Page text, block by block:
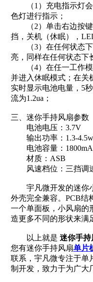
（1）充电指示灯会
色灯进行指示；
（2）单击右边按键
挡，关机（休眠），
（3）在任何状态下
亮，同样在任何状态下
（4）在任一工作模
并进入休眠模式；在关
实时显示电池电量，5
流为1.2ua；
三、迷你手持风扇参数
电池电压：3.7V
输出功率：1.3-4.5w
电池容量：1800mA
材质：ASB
风速档位：三挡调
宇凡微开发的迷你小
外壳完全兼容。PCB结
一个单面板，小风扇的
造更多不同的形状来满
以上就是 迷你手持
您有迷你手持风扇单片
联系，宇凡微专注于单
制开发，致力于为广大